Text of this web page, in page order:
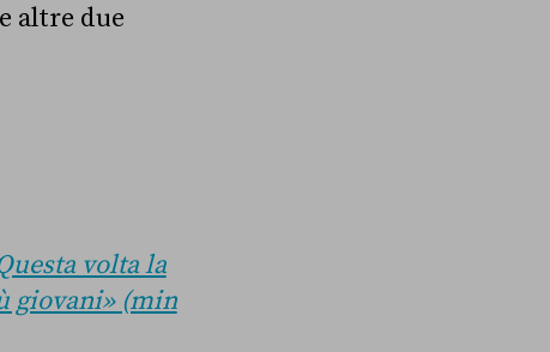
altre due
volta la
giovani» (min